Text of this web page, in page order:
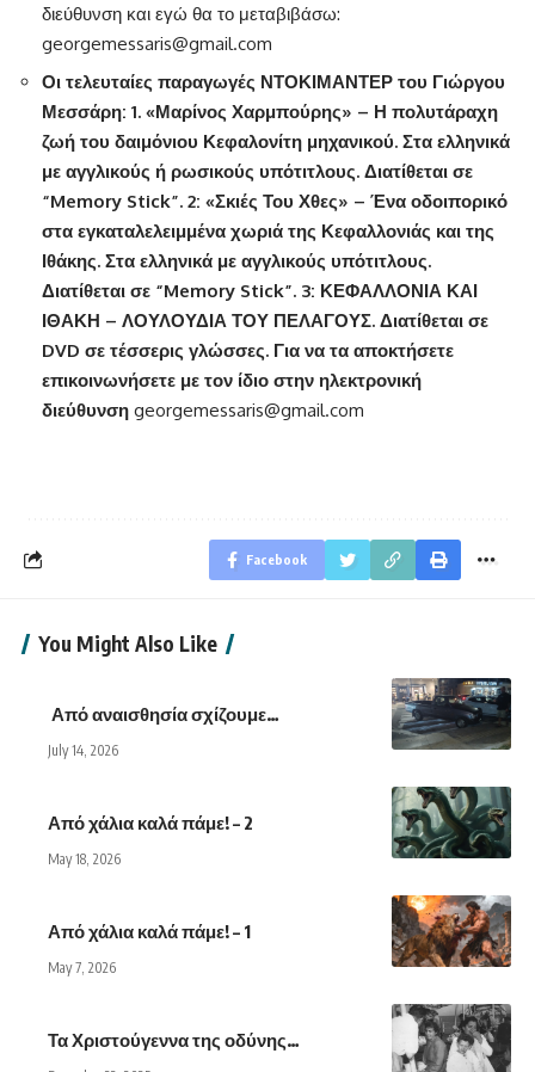
διεύθυνση και εγώ θα το μεταβιβάσω:
georgemessaris@gmail.com
Οι τελευταίες παραγωγές ΝΤΟΚΙΜΑΝΤΕΡ του Γιώργου
Μεσσάρη: 1. «Μαρίνος Χαρμπούρης» – Η πολυτάραχη
ζωή του δαιμόνιου Κεφαλονίτη μηχανικού. Στα ελληνικά
με αγγλικούς ή ρωσικούς υπότιτλους. Διατίθεται σε
“Memory Stick”. 2: «Σκιές Του Χθες» – Ένα οδοιπορικό
στα εγκαταλελειμμένα χωριά της Κεφαλλονιάς και της
Ιθάκης. Στα ελληνικά με αγγλικούς υπότιτλους.
Διατίθεται σε “Memory Stick”. 3: ΚΕΦΑΛΛΟΝΙΑ ΚΑΙ
ΙΘΑΚΗ – ΛΟΥΛΟΥΔΙΑ ΤΟΥ ΠΕΛΑΓΟΥΣ. Διατίθεται σε
DVD σε τέσσερις γλώσσες. Για να τα αποκτήσετε
επικοινωνήσετε με τον ίδιο στην ηλεκτρονική
διεύθυνση georgemessaris@gmail.com
Facebook
You Might Also Like
Από αναισθησία σχίζουμε…
July 14, 2026
Από χάλια καλά πάμε! – 2
May 18, 2026
Από χάλια καλά πάμε! – 1
May 7, 2026
Τα Χριστούγεννα της οδύνης…